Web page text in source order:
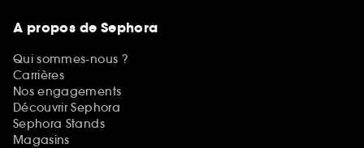
A propos de Sephora
Qui sommes-nous ?
Carrières
Nos engagements
Découvrir Sephora
Sephora Stands
Magasins